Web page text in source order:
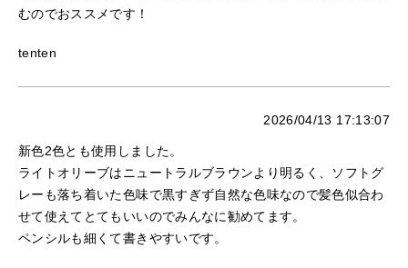
むのでおススメです！
tenten
2026/04/13 17:13:07
新色2色とも使用しました。
ライトオリーブはニュートラルブラウンより明るく、ソフトグ
レーも落ち着いた色味で黒すぎず自然な色味なので髪色似合わ
せて使えてとてもいいのでみんなに勧めてます。
ペンシルも細くて書きやすいです。